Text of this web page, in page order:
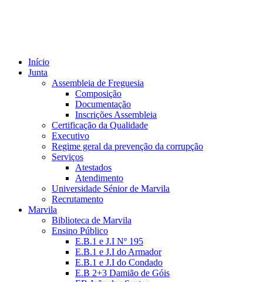
Início
Junta
Assembleia de Freguesia
Composição
Documentação
Inscrições Assembleia
Certificação da Qualidade
Executivo
Regime geral da prevenção da corrupção
Serviços
Atestados
Atendimento
Universidade Sénior de Marvila
Recrutamento
Marvila
Biblioteca de Marvila
Ensino Público
E.B.1 e J.I Nº 195
E.B.1 e J.I do Armador
E.B.1 e J.I do Condado
E.B 2+3 Damião de Góis